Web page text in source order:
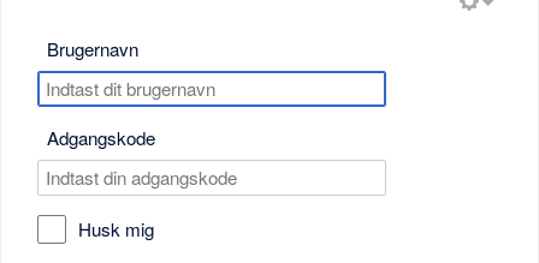
Brugernavn
Adgangskode
Husk mig